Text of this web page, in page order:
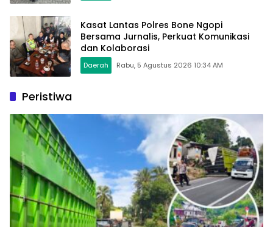
Kasat Lantas Polres Bone Ngopi
Bersama Jurnalis, Perkuat Komunikasi
dan Kolaborasi
Daerah Rabu, 5 Agustus 2026 10:34 AM
Peristiwa